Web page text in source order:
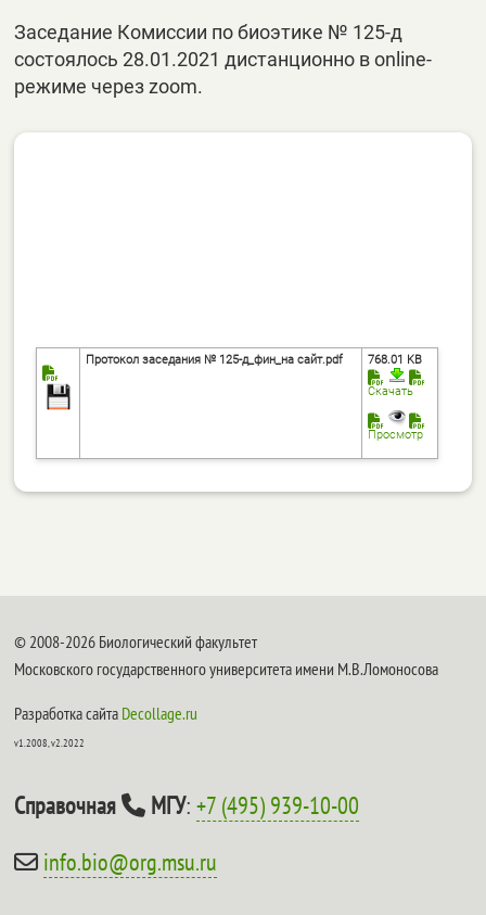
Заседание Комиссии по биоэтике № 125-д
состоялось 28.01.2021 дистанционно в online-
режиме через zoom.
Протокол заседания № 125-д_фин_на сайт.pdf 768.01 KB
Скачать
Просмотр
© 2008-2026 Биологический факультет
Московского государственного университета имени М.В.Ломоносова
Разработка сайта Decollage.ru
v1.2008, v2.2022
Справочная МГУ:+7 (495) 939-10-00
info.bio@org.msu.ru